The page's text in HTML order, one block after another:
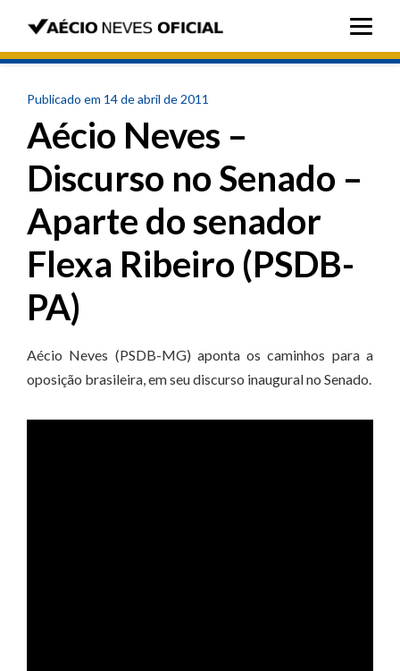
Publicado em 14 de abril de 2011
Aécio Neves –
Discurso no Senado –
Aparte do senador
Flexa Ribeiro (PSDB-
PA)
Aécio Neves (PSDB-MG) aponta os caminhos para a
oposição brasileira, em seu discurso inaugural no Senado.